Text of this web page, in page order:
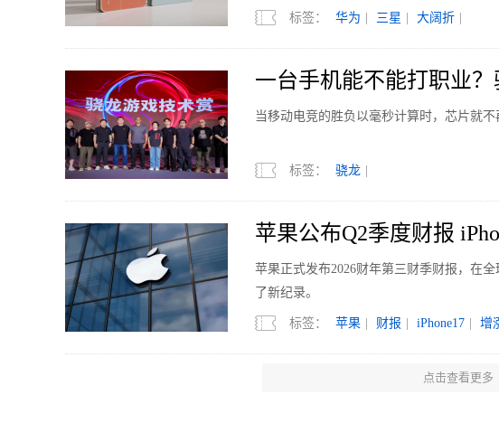
标签： 华为 三星 大阔折
一台手机能不能打职业
当移动电竞的胜负以毫秒计算时，芯片就不
标签： 骁龙
苹果公布Q2季度财报
苹果正式发布2026财年第三财季财报，在
了新纪录。
标签： 苹果 财报 iPhone17 增
8月11日发布 REDMI
REDMI 正式官宣K100 Pro系列两款旗舰新
点击查看更多